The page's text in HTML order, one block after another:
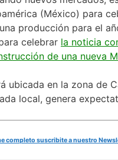
(México) para
producción para el
celebrar la noticia
de una nueva
ubicada en la zona de
local, genera
completo suscribite a nuestro